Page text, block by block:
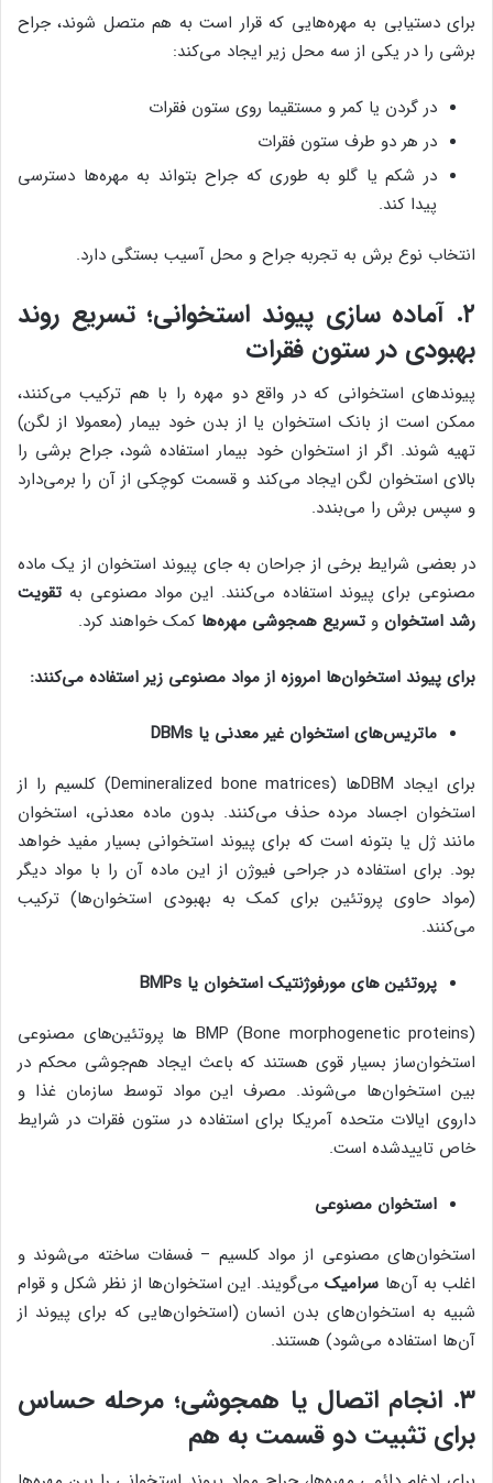
برای دستیابی به مهره‌هایی که قرار است به هم متصل شوند، جراح
برشی را در یکی از سه محل زیر ایجاد می‌کند:
در گردن یا کمر و مستقیما روی ستون فقرات
در هر دو طرف ستون فقرات
در شکم یا گلو به طوری که جراح بتواند به مهره‌ها دسترسی
پیدا کند.
انتخاب نوع برش به تجربه جراح و محل آسیب بستگی دارد.
۲. آماده سازی پیوند استخوانی؛ تسریع روند
بهبودی در ستون فقرات
پیوندهای استخوانی که در واقع دو مهره را با هم ترکیب می‌کنند،
ممکن است از بانک استخوان یا از بدن خود بیمار (معمولا از لگن)
تهیه شوند. اگر از استخوان خود بیمار استفاده شود، جراح برشی را
بالای استخوان لگن ایجاد می‌کند و قسمت کوچکی از آن را برمی‌دارد
و سپس برش را می‌بندد.
در بعضی شرایط برخی از جراحان به جای پیوند استخوان از یک ماده
مصنوعی برای پیوند استفاده می‌کنند. این مواد مصنوعی به تقویت
رشد استخوان و تسریع همجوشی مهره‌ها کمک خواهند کرد.
برای پیوند استخوان‌ها امروزه از مواد مصنوعی زیر استفاده می‌کنند:
ماتریس‌های استخوان غیر معدنی یا DBMs
برای ایجاد DBMها (Demineralized bone matrices) کلسیم را از
استخوان اجساد مرده حذف می‌کنند. بدون ماده معدنی، استخوان
مانند ژل یا بتونه است که برای پیوند استخوانی بسیار مفید خواهد
بود. برای استفاده در جراحی فیوژن از این ماده آن را با مواد دیگر
(مواد حاوی پروتئین برای کمک به بهبودی استخوان‌ها) ترکیب
می‌کنند.
پروتئین های مورفوژنتیک استخوان یا BMPs
BMP (Bone morphogenetic proteins) ها پروتئین‌های مصنوعی
استخوان‌ساز بسیار قوی هستند که باعث ایجاد هم‌جوشی محکم در
بین استخوان‌ها می‌شوند. مصرف این مواد توسط سازمان غذا و
داروی ایالات متحده آمریکا برای استفاده در ستون فقرات در شرایط
خاص تاییدشده است.
استخوان مصنوعی
استخوان‌های مصنوعی از مواد کلسیم – فسفات ساخته می‌شوند و
اغلب به آن‌ها سرامیکمی‌گویند. این استخوان‌ها از نظر شکل و قوام
شبیه به استخوان‌های بدن انسان (استخوان‌هایی که برای پیوند از
آن‌ها استفاده می‌شود) هستند.
۳. انجام اتصال یا همجوشی؛ مرحله حساس
برای تثبیت دو قسمت به هم